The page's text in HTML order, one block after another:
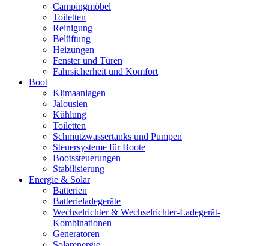
Campingmöbel
Toiletten
Reinigung
Belüftung
Heizungen
Fenster und Türen
Fahrsicherheit und Komfort
Boot
Klimaanlagen
Jalousien
Kühlung
Toiletten
Schmutzwassertanks und Pumpen
Steuersysteme für Boote
Bootssteuerungen
Stabilisierung
Energie & Solar
Batterien
Batterieladegeräte
Wechselrichter & Wechselrichter-Ladegerät-
Kombinationen
Generatoren